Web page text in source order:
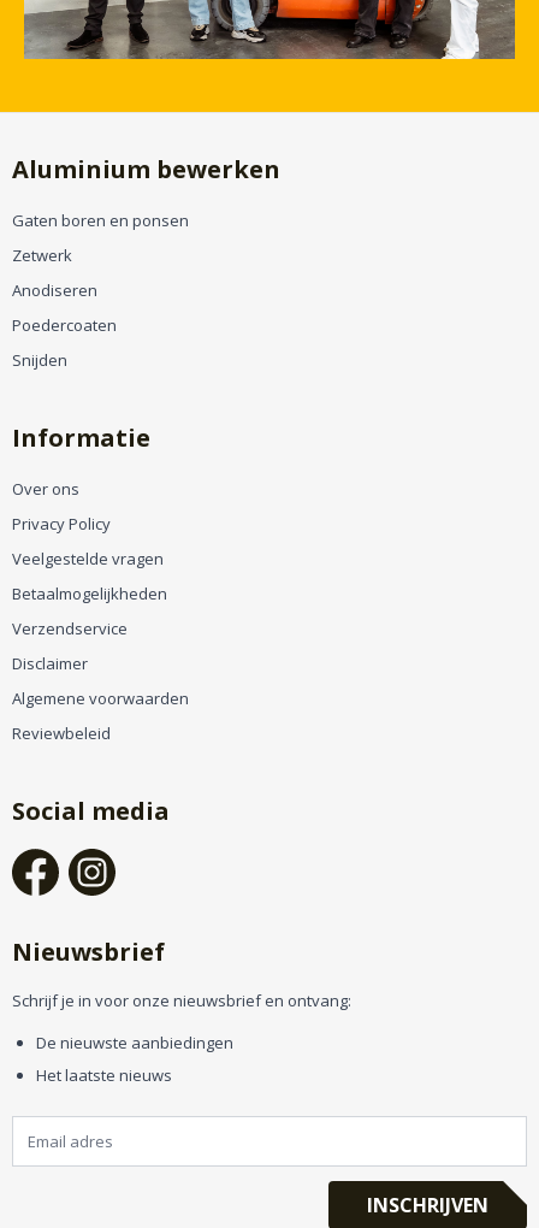
Aluminium bewerken
Gaten boren en ponsen
Zetwerk
Anodiseren
Poedercoaten
Snijden
Informatie
Over ons
Privacy Policy
Veelgestelde vragen
Betaalmogelijkheden
Verzendservice
Disclaimer
Algemene voorwaarden
Reviewbeleid
Social media
Nieuwsbrief
Schrijf je in voor onze nieuwsbrief en ontvang:
De nieuwste aanbiedingen
Het laatste nieuws
INSCHRIJVEN